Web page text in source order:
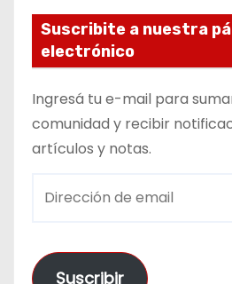
Suscribite a nuestra
electrónico
Ingresá tu e-mail para
comunidad y recibir
artículos y notas.
e
Suscribir